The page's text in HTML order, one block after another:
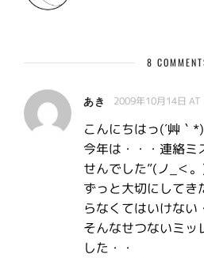
8
あき 2009年10月14日
こんにちはっ(´艸｀*)
今年は・・・連絡ミ
せんでした”(ノ_＜
ずっと大切にしてき
らなくてはいけない
そんなせつないミッ
した・・